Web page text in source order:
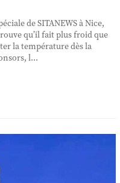
de SITANEWS à Nice,
qu’il fait plus froid que
la température dès la
l...